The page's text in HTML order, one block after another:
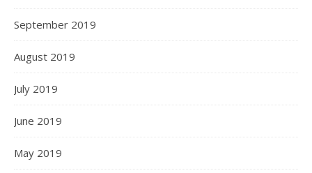
September 2019
August 2019
July 2019
June 2019
May 2019